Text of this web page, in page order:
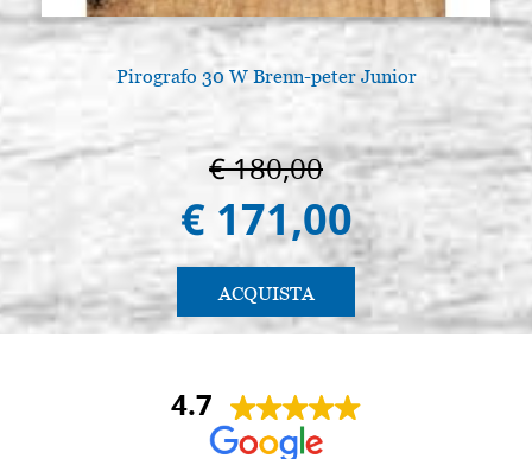
Pirografo 30 W Brenn-peter Junior
€ 180,00
€ 171,00
ACQUISTA
4.7